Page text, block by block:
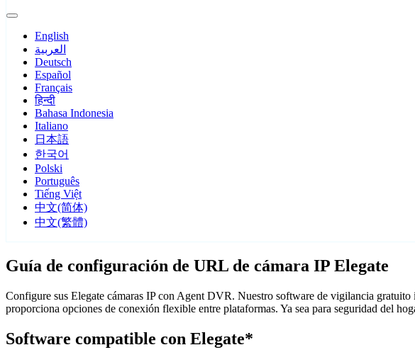
English
العربية
Deutsch
Español
Français
हिन्दी
Bahasa Indonesia
Italiano
日本語
한국어
Polski
Português
Tiếng Việt
中文(简体)
中文(繁體)
Guía de configuración de URL de cámara IP Elegate
Configure sus Elegate cámaras IP con Agent DVR. Nuestro software de vigilancia
proporciona opciones de conexión flexible entre plataformas. Ya sea para seguridad del
Software compatible con Elegate*